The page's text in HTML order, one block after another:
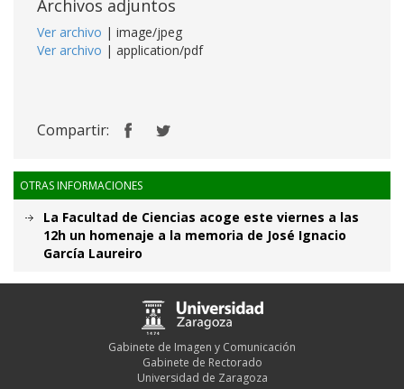
Archivos adjuntos
Ver archivo | image/jpeg
Ver archivo | application/pdf
Compartir:
OTRAS INFORMACIONES
La Facultad de Ciencias acoge este viernes a las
12h un homenaje a la memoria de José Ignacio
García Laureiro
Gabinete de Imagen y Comunicación
Gabinete de Rectorado
Universidad de Zaragoza